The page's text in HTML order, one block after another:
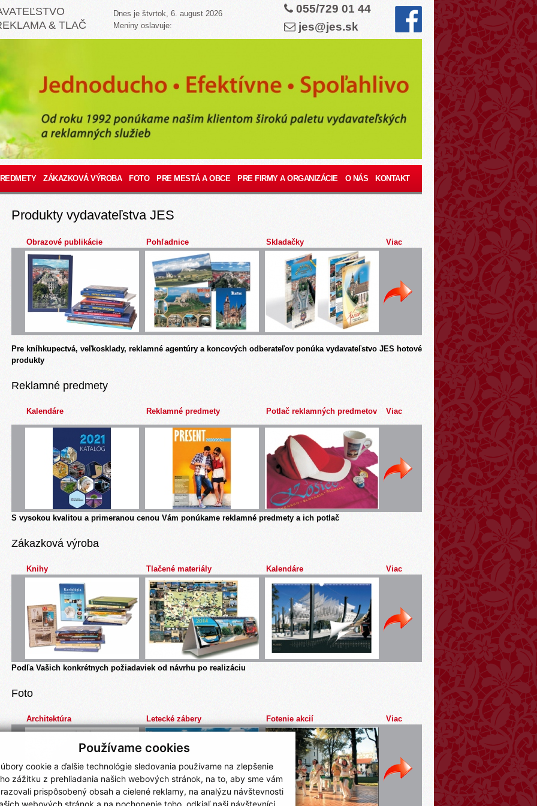
Používame cookies
cookie a ďalšie technológie sledovania používame na zlepšenie
zážitku z prehliadania našich webových stránok, na to, aby sme vám
prispôsobený obsah a cielené reklamy, na analýzu návštevnosti
& TLAČ
Dnes je štvrtok, 6. august 2026
Meniny oslavuje:
055/729 01 44
jes@jes.sk
ZÁKAZKOVÁ VÝROBA FOTO PRE MESTÁ A OBCE PRE FIRMY A ORGANIZÁCIE O NÁS KONTAKT
Produkty vydavateľstva JES
Obrazové publikácie Pohľadnice Skladačky Viac
Pre kníhkupectvá, veľkosklady, reklamné agentúry a koncových odberateľov ponúka vydavateľstvo JES hotové
produkty
Reklamné predmety
Kalendáre Reklamné predmety Potlač reklamných predmetov Viac
S vysokou kvalitou a primeranou cenou Vám ponúkame reklamné predmety a ich potlač
Zákazková výroba
Knihy Tlačené materiály Kalendáre Viac
Podľa Vašich konkrétnych požiadaviek od návrhu po realizáciu
Foto
Architektúra Letecké zábery Fotenie akcií Viac